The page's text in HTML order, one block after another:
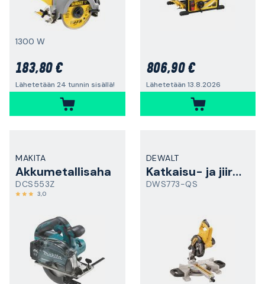
1300 W
183,80 €
Lähetetään 24 tunnin sisällä!
806,90 €
Lähetetään 13.8.2026
MAKITA
Akkumetallisaha
DCS553Z
3,0
DEWALT
Katkaisu- ja jiirisaha
DWS773-QS